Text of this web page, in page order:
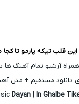
این قلب تیکه پارمو تا
آرشیو تمام آهنگ
دانلود مستقیم + متن
Dayan| In Ghalbe